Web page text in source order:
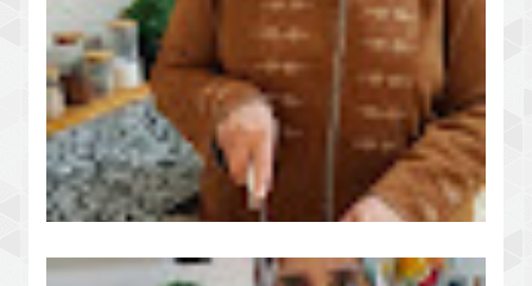
كيكة السميدة المطبوخة